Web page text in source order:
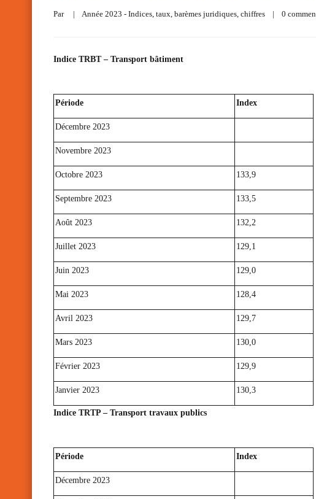
Par | Année 2023 - Indices, taux, barèmes juridiques, chiffres | 0
Indice TRBT – Transport bâtiment
Période Index
Décembre 2023
Novembre 2023
Octobre 2023 133,9
Septembre 2023 133,5
Août 2023 132,2
Juillet 2023 129,1
Juin 2023 129,0
Mai 2023 128,4
Avril 2023 129,7
Mars 2023 130,0
Février 2023 129,9
Janvier 2023 130,3
Indice TRTP – Transport travaux publics
Période Index
Décembre 2023